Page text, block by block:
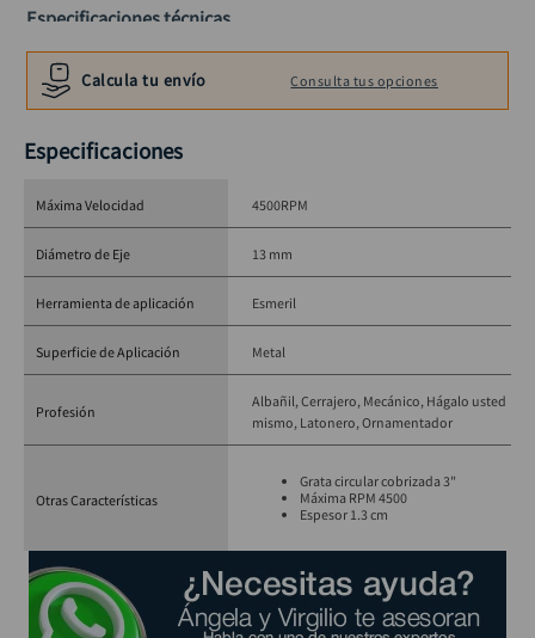
Especificaciones técnicas
Eje: 13 mm
Material: Acero cobrizado
Espesor: 12 mm
Aplicación: Metal
Calcula tu envío Consulta tus opciones
Especificaciones
Máxima Velocidad 4500RPM
Diámetro de Eje 13 mm
Herramienta de aplicación Esmeril
Superficie de Aplicación Metal
Profesión
Albañil Cerrajero Mecánico Hágalo usted
mismo Latonero Ornamentador
Otras Características
Grata circular cobrizada 3"
Máxima RPM 4500
Espesor 1.3 cm